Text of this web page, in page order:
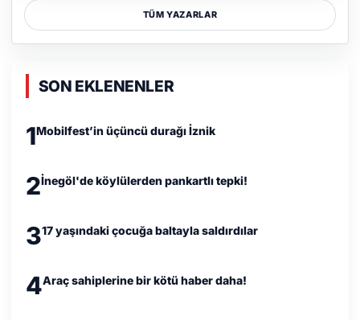
TÜM YAZARLAR
SON EKLENENLER
1Mobilfest’in üçüncü durağı İznik
2İnegöl'de köylülerden pankartlı tepki!
317 yaşındaki çocuğa baltayla saldırdılar
4Araç sahiplerine bir kötü haber daha!